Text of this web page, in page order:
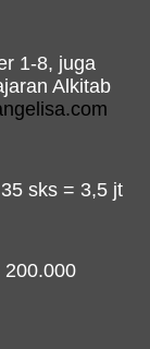
1-8, juga
Alkitab
sks = 3,5 jt
200.000